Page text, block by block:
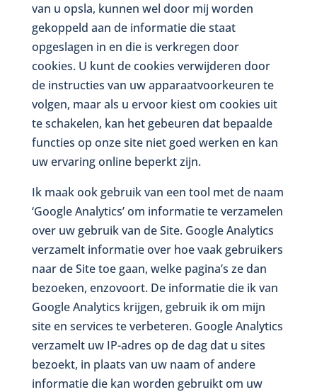
van u opsla, kunnen wel door mij worden
gekoppeld aan de informatie die staat
opgeslagen in en die is verkregen door
cookies. U kunt de cookies verwijderen door
de instructies van uw apparaatvoorkeuren te
volgen, maar als u ervoor kiest om cookies uit
te schakelen, kan het gebeuren dat bepaalde
functies op onze site niet goed werken en kan
uw ervaring online beperkt zijn.
Ik maak ook gebruik van een tool met de naam
‘Google Analytics’ om informatie te verzamelen
over uw gebruik van de Site. Google Analytics
verzamelt informatie over hoe vaak gebruikers
naar de Site toe gaan, welke pagina’s ze dan
bezoeken, enzovoort. De informatie die ik van
Google Analytics krijgen, gebruik ik om mijn
site en services te verbeteren. Google Analytics
verzamelt uw IP-adres op de dag dat u sites
bezoekt, in plaats van uw naam of andere
informatie die kan worden gebruikt om uw